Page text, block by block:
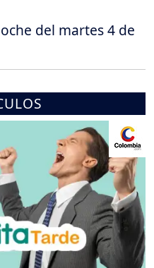
del martes 4 de